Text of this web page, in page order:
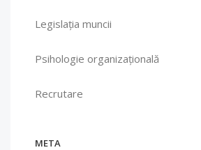
Legislația muncii
Psihologie organizațională
Recrutare
META